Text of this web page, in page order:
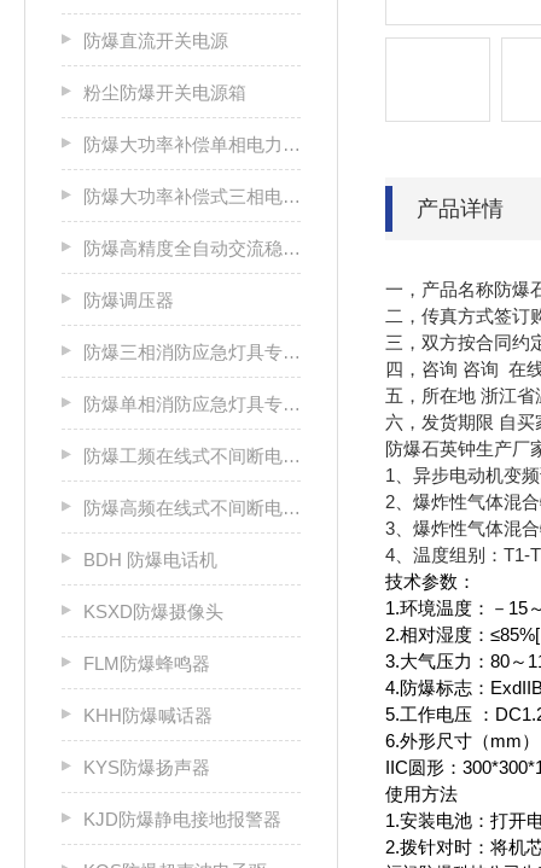
防爆直流开关电源
粉尘防爆开关电源箱
防爆大功率补偿单相电力稳压器
防爆大功率补偿式三相电力稳压器
防爆高精度全自动交流稳压电源
防爆调压器
防爆三相消防应急灯具专用应急电源箱
防爆单相消防应急灯具专用应急电源箱
防爆工频在线式不间断电源箱
防爆高频在线式不间断电源箱
BDH 防爆电话机
KSXD防爆摄像头
FLM防爆蜂鸣器
KHH防爆喊话器
KYS防爆扬声器
KJD防爆静电接地报警器
产品详情
一，产品名称防爆
二，传真方式签订
三，双方按合同约
四，咨询 咨询 在
五，所在地 浙江
六，发货期限 自
防爆石英钟生产厂
1、异步电动机变
2、爆炸性气体混
3、爆炸性气体混
4、温度组别：T1-
技术参数：
1.环境温度：－15
2.相对湿度：
3.大气压力：80～
4.防爆标志：
5.工作电压 ：
6.外形尺寸（mm
IIC圆形：
使用方法
1.安装电池：打开
2.拨针对时：将机